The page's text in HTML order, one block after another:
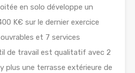
en solo développe un
K€ sur le dernier exercice
et 7 services
de travail est qualitatif avec 2
plus une terrasse extérieure de